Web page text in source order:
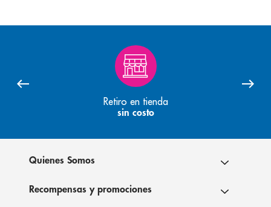
Retiro en tienda
sin costo
Quienes Somos
Recompensas y promociones